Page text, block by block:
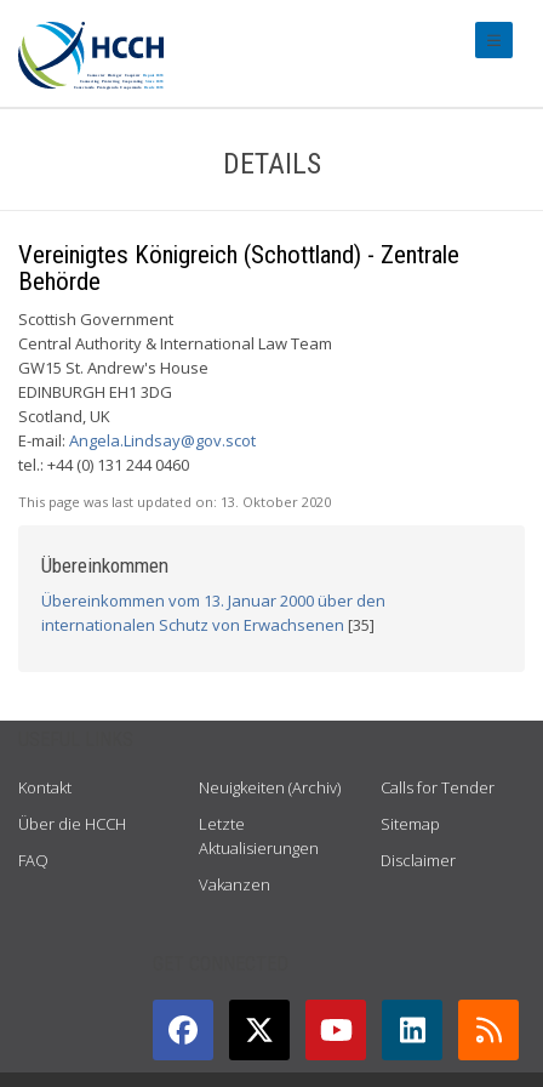
DETAILS
Vereinigtes Königreich (Schottland) - Zentrale
Behörde
Scottish Government
Central Authority & International Law Team
GW15 St. Andrew's House
EDINBURGH EH1 3DG
Scotland, UK
E-mail: Angela.Lindsay@gov.scot
tel.: +44 (0) 131 244 0460
This page was last updated on: 13. Oktober 2020
Übereinkommen
Übereinkommen vom 13. Januar 2000 über den
internationalen Schutz von Erwachsenen [35]
Kontakt
Über die HCCH
FAQ
Neuigkeiten (Archiv)
Letzte
Aktualisierungen
Vakanzen
Calls for Tender
Sitemap
Disclaimer